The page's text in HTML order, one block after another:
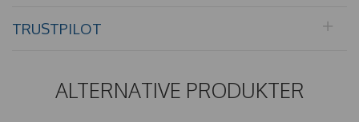
TRUSTPILOT
ALTERNATIVE PRODUKTER